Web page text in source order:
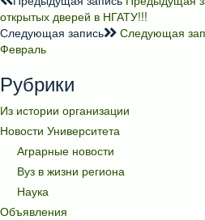
открытых дверей в НГАТУ!!!
Следующая запись
Следующая
Февраль
Рубрики
Из истории организации
Новости Университета
Аграрные новости
Вуз в жизни региона
Наука
Объявления